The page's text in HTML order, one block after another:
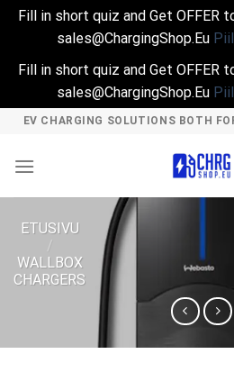
Fill in short quiz and Get OFFER
sales@ChargingShop.Eu
Fill in short quiz and Get OFFER
sales@ChargingShop.Eu
Skip
content
EV CHARGING SOLUTIONS BOTH
ETUSIVU
/
WALLBOX
CHARGERS